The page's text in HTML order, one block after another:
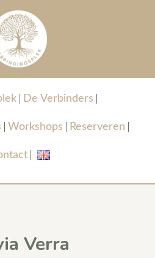
De Verbinders
Workshops Reserveren
Verra